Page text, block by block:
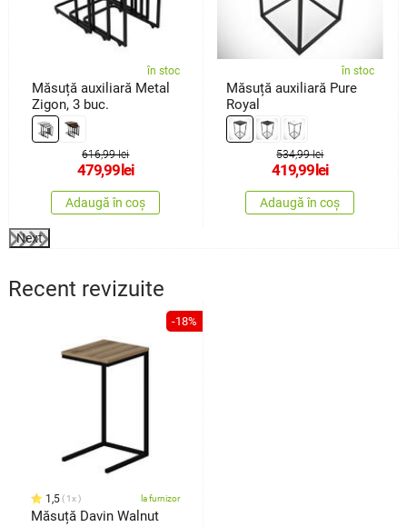
în stoc
Măsuță auxiliară Metal
Zigon, 3 buc.
616,99 lei
479,99lei
Adaugă în coș
în stoc
Măsuță auxiliară Pure
Royal
534,99 lei
419,99lei
Adaugă în coș
Next
Recent revizuite
-18%
1,5 1x la furnizor
Măsuță Davin Walnut